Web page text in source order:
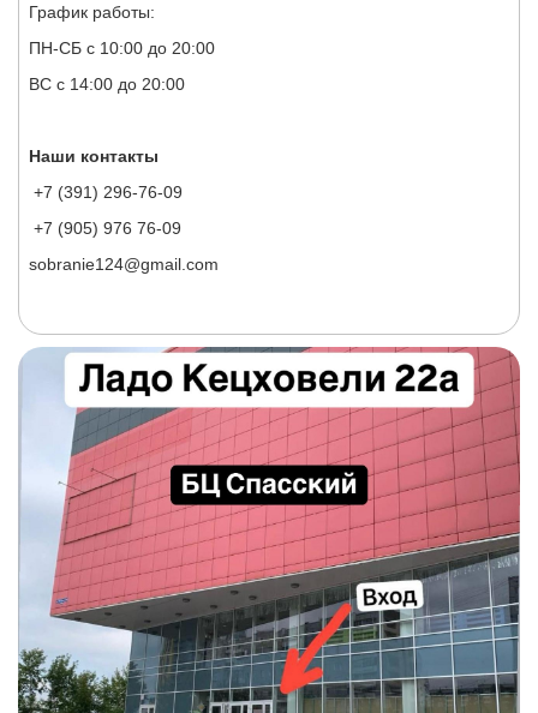
График работы:
ПН-СБ с 10:00 до 20:00
ВС с 14:00 до 20:00
Наши контакты
+7 (391) 296-76-09
+7 (905) 976 76-09
sobranie124@gmail.com